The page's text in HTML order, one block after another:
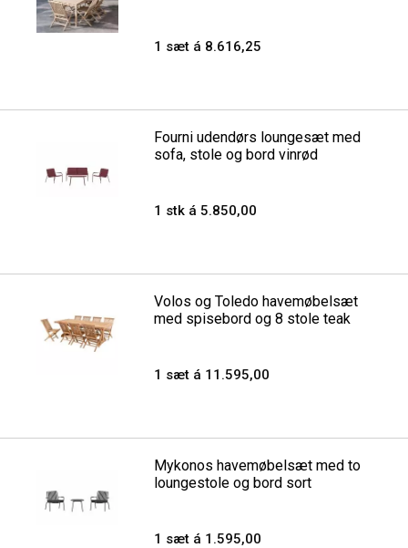
1 sæt á 8.616,25
Fourni udendørs loungesæt med
sofa, stole og bord vinrød
1 stk á 5.850,00
Volos og Toledo havemøbelsæt
med spisebord og 8 stole teak
1 sæt á 11.595,00
Mykonos havemøbelsæt med to
loungestole og bord sort
1 sæt á 1.595,00